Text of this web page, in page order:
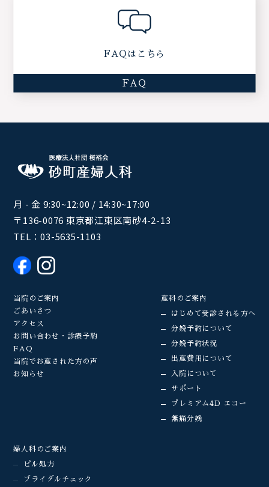
FAQはこちら
FAQ
月 - 金 9:30~12:00 / 14:30~17:00
〒136-0076 東京都江東区南砂4-2-13
TEL：03-5635-1103
当院のご案内
ごあいさつ
アクセス
お問い合わせ・診療予約
FAQ
当院でお産された方の声
お知らせ
産科のご案内
はじめて受診される方へ
分娩予約について
分娩予約状況
出産費用について
入院について
サポート
プレミアム4D エコー
無痛分娩
婦人科のご案内
ピル処方
ブライダルチェック